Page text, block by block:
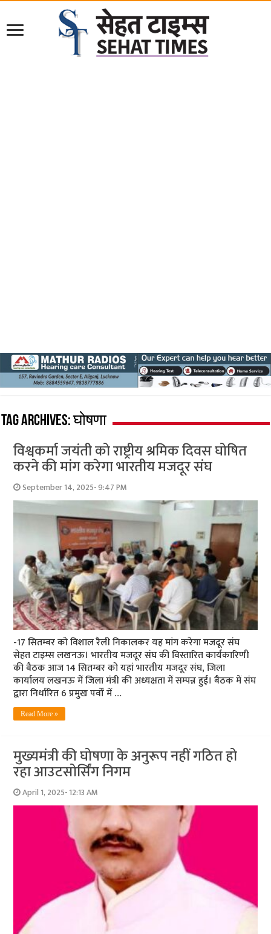
Tag Archives:घोषणा
विश्वकर्मा जयंती को राष्ट्रीय श्रमिक दिवस घोषित
करने की मांग करेगा भारतीय मजदूर संघ
September 14, 2025- 9:47 PM
-17 सितम्बर को विशाल रैली निकालकर यह मांग करेगा मजदूर संघ
सेहत टाइम्स लखनऊ। भारतीय मजदूर संघ की विस्तारित कार्यकारिणी
की बैठक आज 14 सितम्बर को यहां भारतीय मजदूर संघ, जिला
कार्यालय लखनऊ में जिला मंत्री की अध्यक्षता में सम्पन्न हुई। बैठक में संघ
द्वारा निर्धारित 6 प्रमुख पर्वों में …
Read More »
मुख्यमंत्री की घोषणा के अनुरूप नहीं गठित हो
रहा आउटसोर्सिंग निगम
April 1, 2025- 12:13 AM